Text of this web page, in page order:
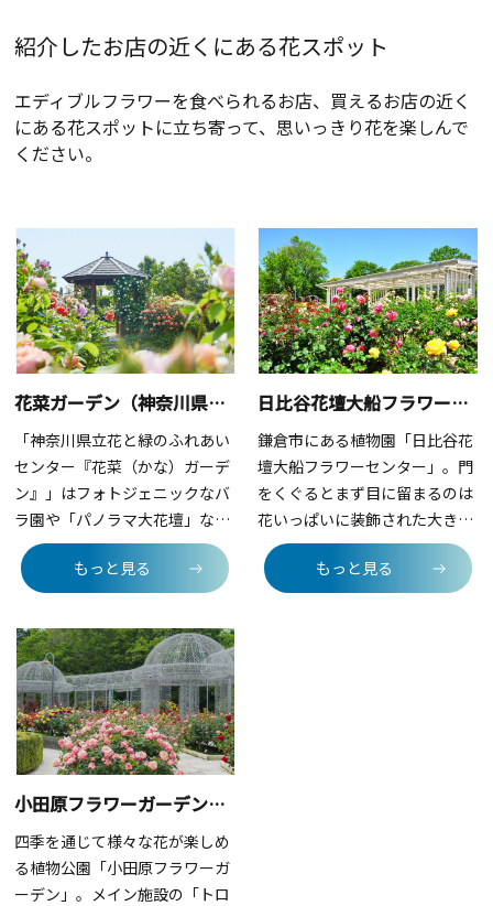
紹介したお店の近くにある花スポット
エディブルフラワーを食べられるお店、買えるお店の近く
にある花スポットに立ち寄って、思いっきり花を楽しんで
ください。
花菜ガーデン（神奈川県立花と緑のふれあいセンター）【平塚市】
「神奈川県立花と緑のふれあい
センター『花菜（かな）ガーデ
ン』」はフォトジェニックなバ
ラ園や「パノラマ大花壇」など
季節の花々に囲まれる「フラワ
ーゾーン」と、トマトやキュウ
リなど季節の野菜の収穫体験や
田植え・稲刈り体験ができる植
物園としては珍しい「アグリゾ
ーン」が楽しめる施設です。青
空の下、広々とした芝生の広場
ではピクニックをしたり、ボー
ル投げをしたりと自由に遊ぼ
ストランでの食事や、ショッピ
ングも楽しむことができ、子ど
もから大人までのんびり過ごす
ことができます。
もっと見る
日比谷花壇大船フラワーセンター【鎌倉市】
鎌倉市にある植物園「日比谷花
壇大船フラワーセンター」。門
をくぐるとまず目に留まるのは
花いっぱいに装飾された大きな
石のモニュメント！園内は色と
りどりの花が植わった花壇があ
り、季節ごとの花々を楽しむこ
もっと見る
小田原フラワーガーデン【小田原市】
四季を通じて様々な花が楽しめ
る植物公園「小田原フラワーガ
ーデン」。メイン施設の「トロ